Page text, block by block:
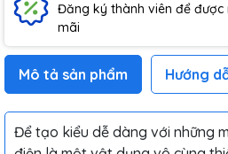
Đăng ký thành viên để được
mãi
Mô tả sản phẩm Hướng
Để tạo kiểu dễ dàng với những